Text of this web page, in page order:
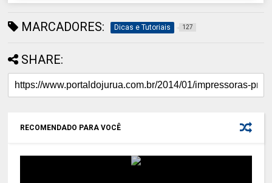
MARCADORES: Dicas e Tutoriais 127
SHARE:
RECOMENDADO PARA VOCÊ